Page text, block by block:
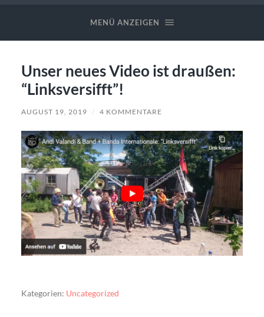
MENÜ ANZEIGEN
Unser neues Video ist draußen:
“Linksversifft”!
AUGUST 19, 2019 / 4 KOMMENTARE
Kategorien: Uncategorized